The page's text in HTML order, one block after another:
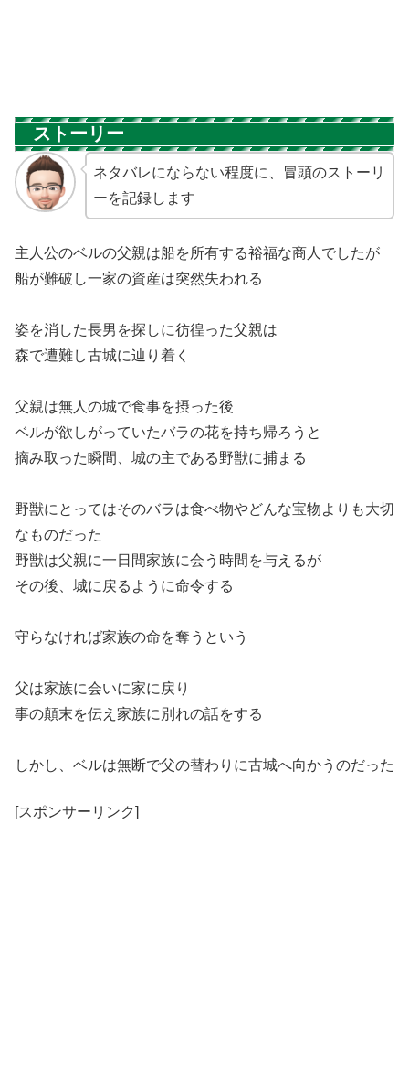
ストーリー
ネタバレにならない程度に、冒頭のストーリ
ーを記録します
主人公のベルの父親は船を所有する裕福な商人でしたが
船が難破し一家の資産は突然失われる
姿を消した長男を探しに彷徨った父親は
森で遭難し古城に辿り着く
父親は無人の城で食事を摂った後
ベルが欲しがっていたバラの花を持ち帰ろうと
摘み取った瞬間、城の主である野獣に捕まる
野獣にとってはそのバラは食べ物やどんな宝物よりも大切
なものだった
野獣は父親に一日間家族に会う時間を与えるが
その後、城に戻るように命令する
守らなければ家族の命を奪うという
父は家族に会いに家に戻り
事の顛末を伝え家族に別れの話をする
しかし、ベルは無断で父の替わりに古城へ向かうのだった
[スポンサーリンク]